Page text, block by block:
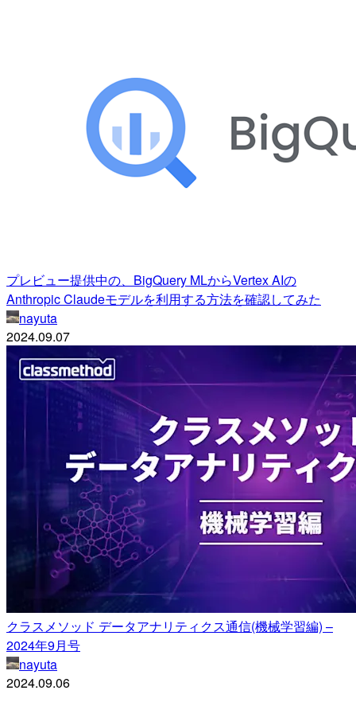
プレビュー提供中の、BigQuery MLからVertex AIの
Anthropic Claudeモデルを利用する方法を確認してみた
nayuta
2024.09.07
クラスメソッド データアナリティクス通信(機械学習編) –
2024年9月号
nayuta
2024.09.06